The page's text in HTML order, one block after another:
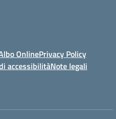
OnlinePrivacy Policy
accessibilitàNote legali